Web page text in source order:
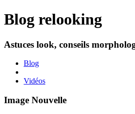
Blog relooking
Astuces look, conseils
Blog
Vidéos
Image Nouvelle